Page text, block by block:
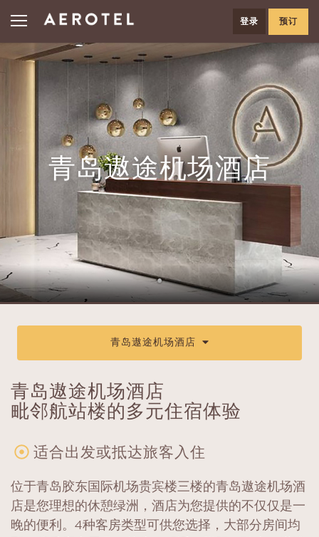
登录 预订
青岛遨途机场酒店
青岛遨途机场酒店
青岛遨途机场酒店
毗邻航站楼的多元住宿体验
适合出发或抵达旅客入住
位于青岛胶东国际机场贵宾楼三楼的青岛遨途机场酒
店是您理想的休憩绿洲，酒店为您提供的不仅仅是一
晚的便利。4种客房类型可供您选择，大部分房间均